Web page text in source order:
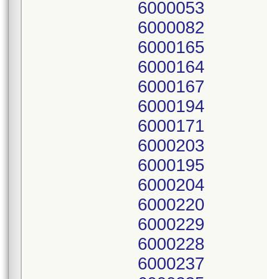
6000053
6000082
6000165
6000164
6000167
6000194
6000171
6000203
6000195
6000204
6000220
6000229
6000228
6000237